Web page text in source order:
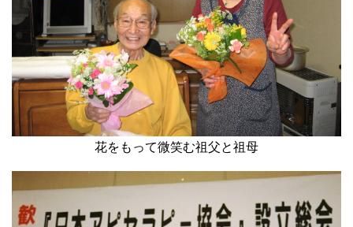
花をもって微笑む祖父と祖母